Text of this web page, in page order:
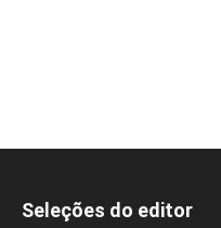
Seleções do editor